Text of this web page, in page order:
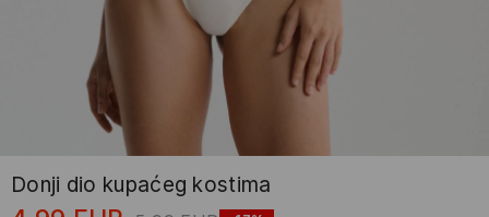
Donji dio kupaćeg kostima